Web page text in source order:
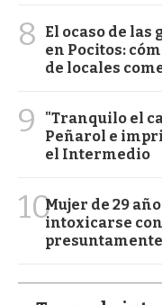
8
El ocaso de las
en Pocitos:
de locales
9
"Tranquilo el
Peñarol e
el Intermedio
10Mujer de 29
intoxicarse